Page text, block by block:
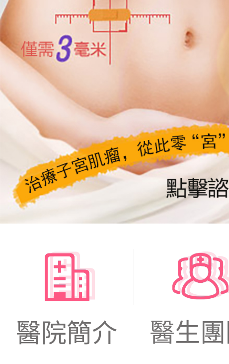
醫院簡介 醫生